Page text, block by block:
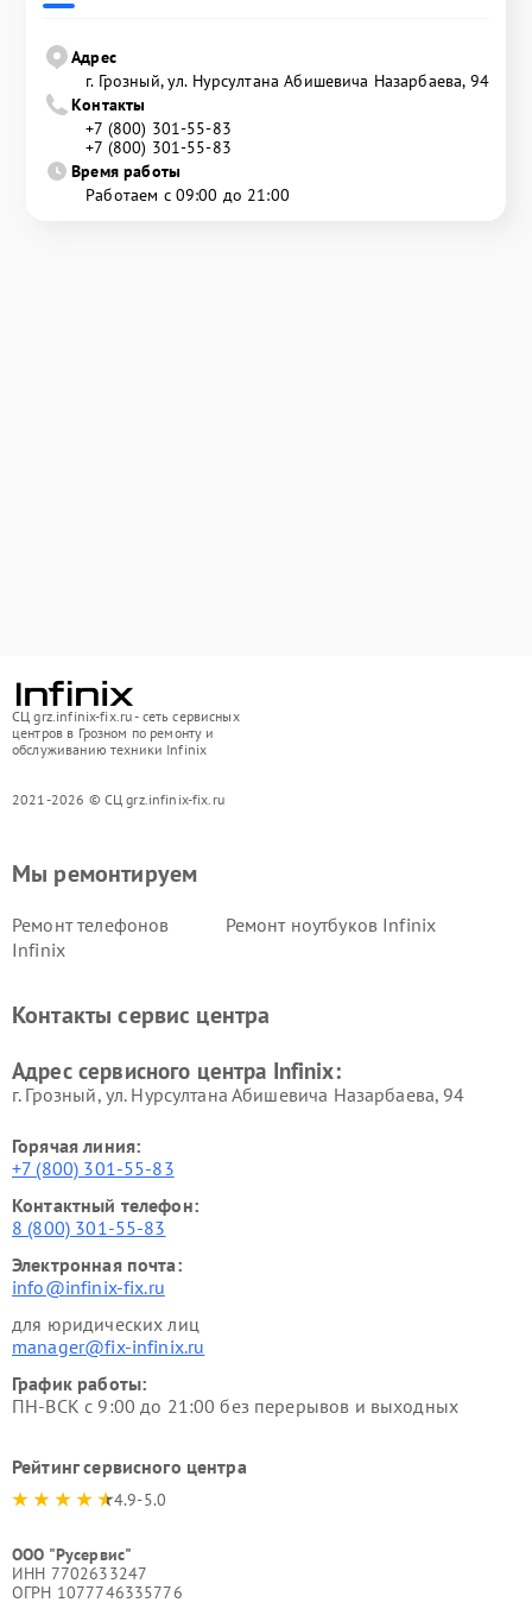
Адрес
г. Грозный, ул. Нурсултана Абишевича Назарбаева, 94
Контакты
+7 (800) 301-55-83
+7 (800) 301-55-83
Время работы
Работаем с 09:00 до 21:00
СЦ grz.infinix-fix.ru - сеть сервисных
центров в Грозном по ремонту и
обслуживанию техники Infinix
2021-2026 © СЦ grz.infinix-fix.ru
Мы ремонтируем
Ремонт телефонов
Infinix
Ремонт ноутбуков Infinix
Контакты сервис центра
Адрес сервисного центра Infinix:
г. Грозный, ул. Нурсултана Абишевича Назарбаева, 94
Горячая линия:
+7 (800) 301-55-83
Контактный телефон:
8 (800) 301-55-83
Электронная почта:
info@infinix-fix.ru
для юридических лиц
manager@fix-infinix.ru
График работы:
ПН-ВСК с 9:00 до 21:00 без перерывов и выходных
Рейтинг сервисного центра
4.9-5.0
ООО "Русервис"
ИНН 7702633247
ОГРН 1077746335776